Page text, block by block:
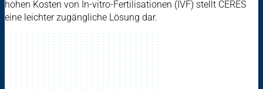
hohen Kosten von In-vitro-Fertilisationen (IVF) stellt CERES
eine leichter zugängliche Lösung dar.